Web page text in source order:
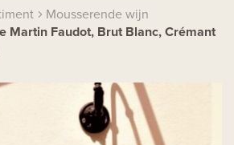
Mousserende wijn
Martin Faudot, Brut Blanc, Crémant